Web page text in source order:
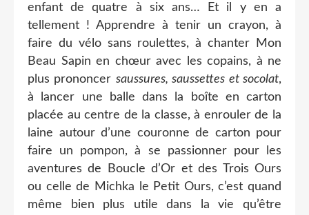
enfant de quatre à six ans… Et il y en a
tellement ! Apprendre à tenir un crayon, à
faire du vélo sans roulettes, à chanter Mon
Beau Sapin en chœur avec les copains, à ne
plus prononcer saussures, saussettes et socolat,
à lancer une balle dans la boîte en carton
placée au centre de la classe, à enrouler de la
laine autour d’une couronne de carton pour
faire un pompon, à se passionner pour les
aventures de Boucle d’Or et des Trois Ours
ou celle de Michka le Petit Ours, c’est quand
même bien plus utile dans la vie qu’être